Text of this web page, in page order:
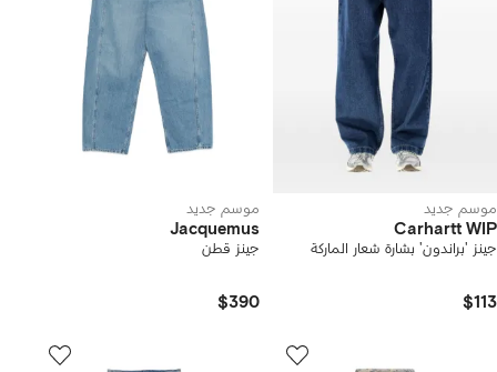
موسم جديد
Carhartt WIP
جينز 'براندون' بشارة شعار الماركة
$113
موسم جديد
Jacquemus
جينز قطن
$390